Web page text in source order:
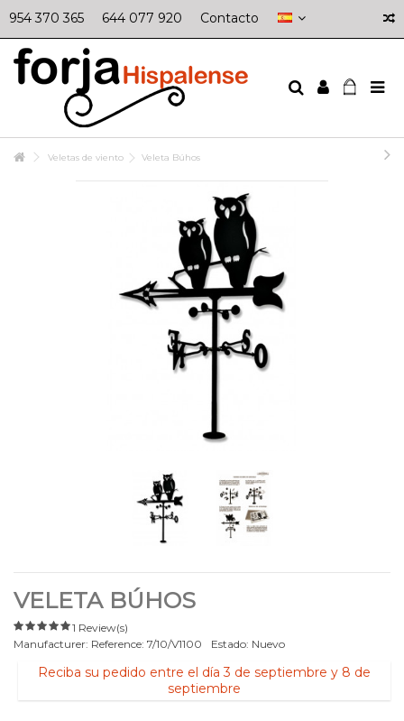
954 370 365 644 077 920 Contacto
Veletas de viento Veleta Búhos
VELETA BÚHOS
1 Review(s)
Manufacturer: Reference: 7/10/V1100 Estado: Nuevo
Reciba su pedido entre el día 3 de septiembre y 8 de
septiembre